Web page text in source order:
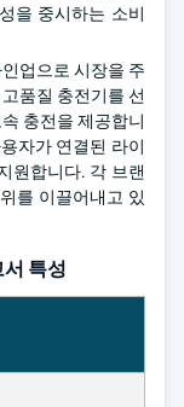
을 중시하는 소비
업으로 시장을 주
품질 충전기를 선
충전을 제공합니
자가 연결된 라이
원합니다. 각 브랜
를 이끌어내고 있
특성